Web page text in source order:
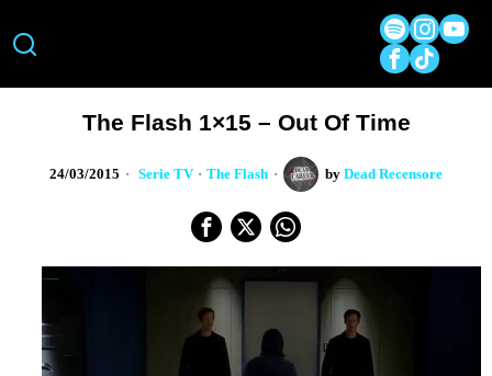
The Flash 1×15 – Out Of Time
24/03/2015 Serie TV · The Flash by Dead Recensore